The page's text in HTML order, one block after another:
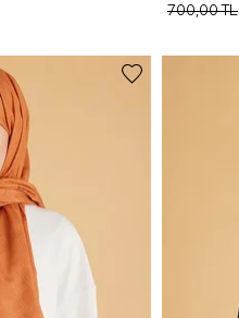
700,00 TL